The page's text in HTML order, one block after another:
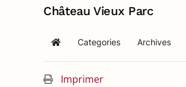
Château Vieux Parc
Home Categories Archives
Imprimer